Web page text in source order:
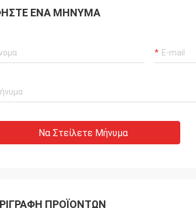
ΈΝΑ ΜΉΝΥΜΑ
Να Στείλετε Μήνυμα
ΠΡΟΪΌΝΤΩΝ